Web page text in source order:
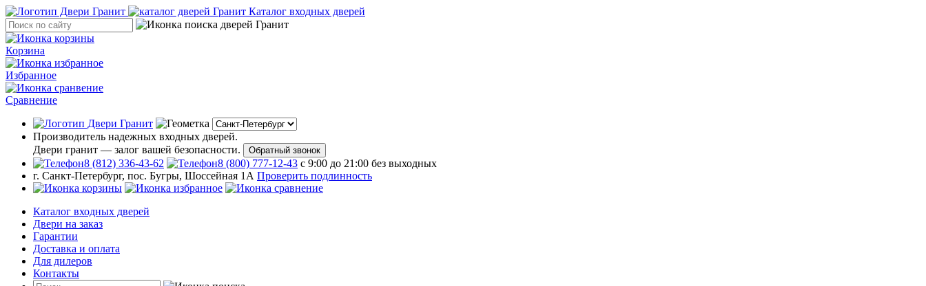
Каталог входных дверей
Корзина
Избранное
Сравнение
Производитель надежных входных дверей.
Двери гранит — залог вашей безопасности.
Обратный звонок
8 (812) 336-43-62 8 (800) 777-12-43 с 9:00 до 21:00 без выходных
г. Санкт-Петербург, пос. Бугры, Шоссейная 1А Проверить подлинность
Каталог входных дверей
Двери на заказ
Гарантии
Доставка и оплата
Для дилеров
Контакты